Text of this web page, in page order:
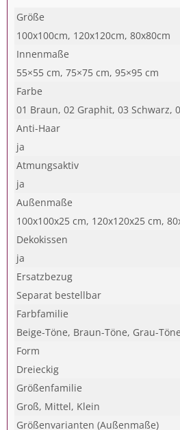
Größe
100x100cm, 120x120cm, 80x80cm
Innenmaße
55×55 cm, 75×75 cm, 95×95 cm
Farbe
01 Braun, 02 Graphit, 03 Schwarz,
Anti-Haar
ja
Atmungsaktiv
ja
Außenmaße
100x100x25 cm, 120x120x25 cm,
Dekokissen
ja
Ersatzbezug
Separat bestellbar
Farbfamilie
Beige-Töne, Braun-Töne, Grau-
Form
Dreieckig
Größenfamilie
Groß, Mittel, Klein
Größenvarianten (Außenmaße)